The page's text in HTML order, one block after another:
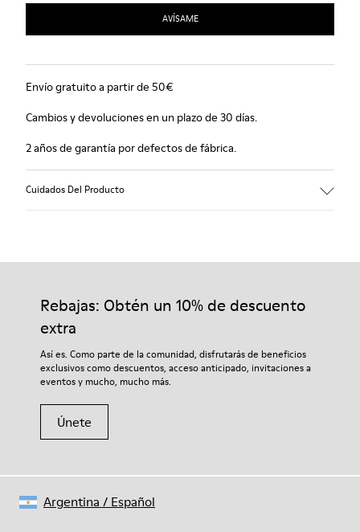
AVÍSAME
Envío gratuito a partir de 50€
Cambios y devoluciones en un plazo de 30 días.
2 años de garantía por defectos de fábrica.
Cuidados Del Producto
Rebajas: Obtén un 10% de descuento
extra
Así es. Como parte de la comunidad, disfrutarás de beneficios
exclusivos como descuentos, acceso anticipado, invitaciones a
eventos y mucho, mucho más.
Únete
Argentina / Español